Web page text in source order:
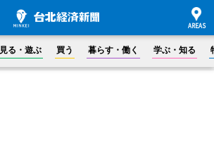
見る・遊ぶ 買う 暮らす・働く 学ぶ・知る